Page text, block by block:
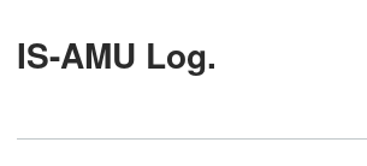
IS-AMU Log.